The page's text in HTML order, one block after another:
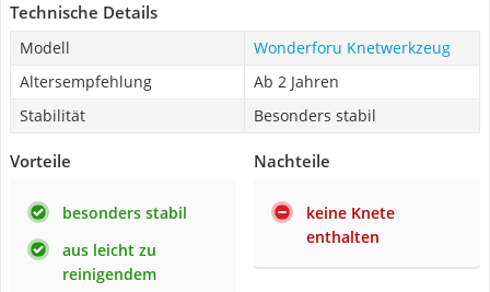
Technische Details
Modell
Wonderforu Knetwerkzeug
Altersempfehlung
Ab 2 Jahren
Stabilität
Besonders stabil
Vorteile
besonders stabil
aus leicht zu
reinigendem
Nachteile
keine Knete
enthalten